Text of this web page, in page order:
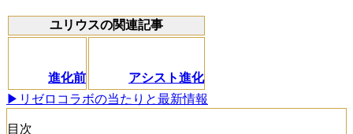
ユリウスの関連記事
進化前
アシスト進化
▶リゼロコラボの当たりと最新情報
目次